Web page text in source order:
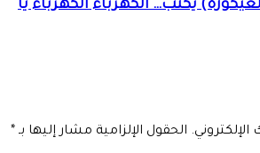
يكتب… الكهرباء الكهرباء يا
الحقول الإلزامية مشار إليها بـ *